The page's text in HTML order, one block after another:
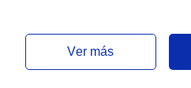
ver más